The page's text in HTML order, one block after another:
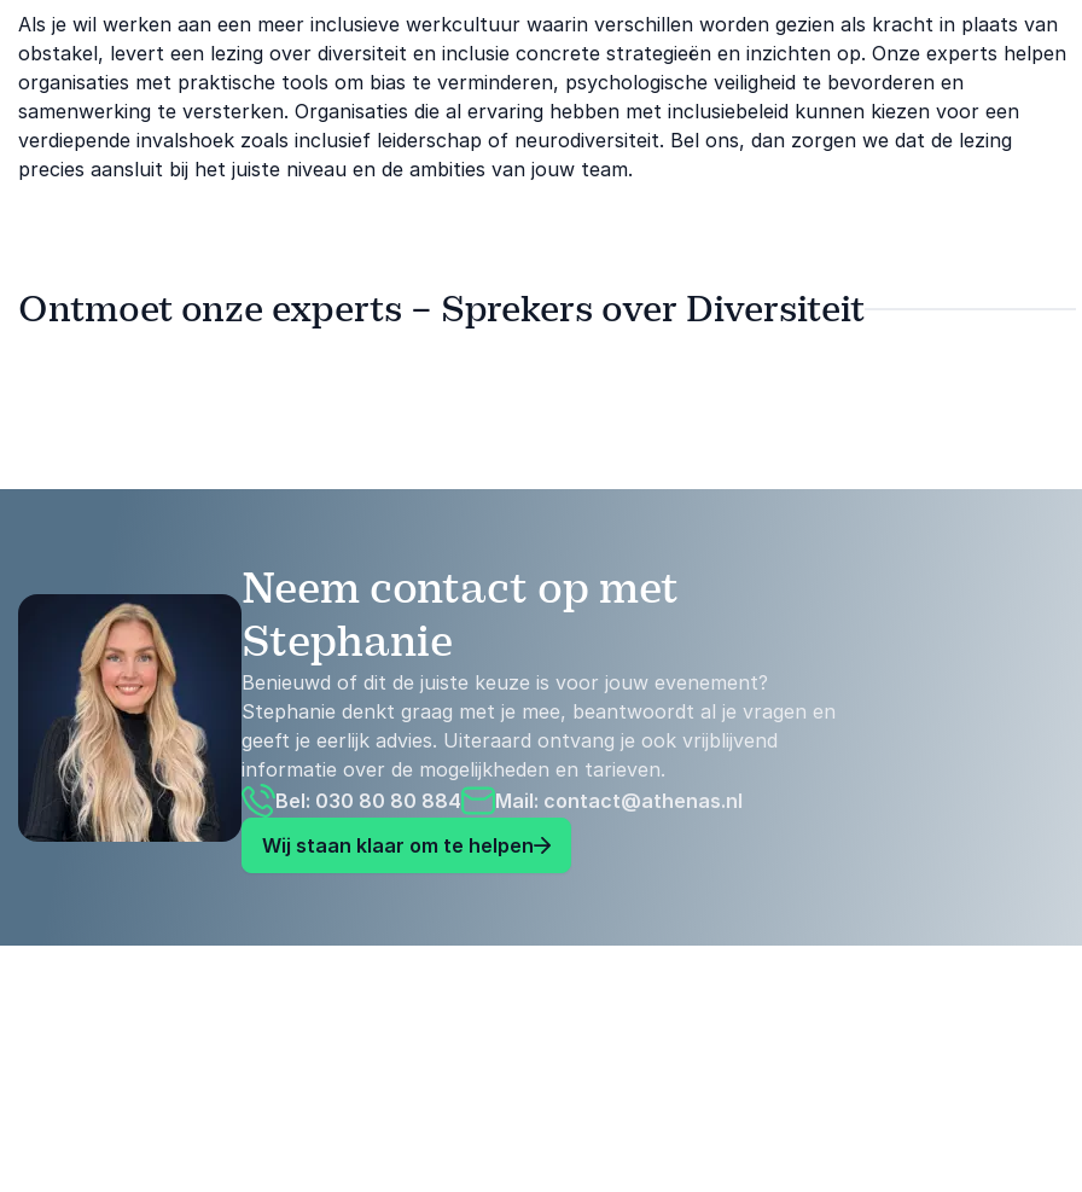
Als je wil werken aan een meer inclusieve werkcultuur waarin verschillen worden gezien als kracht in plaats van
obstakel, levert een lezing over diversiteit en inclusie concrete strategieën en inzichten op. Onze experts helpen
organisaties met praktische tools om bias te verminderen, psychologische veiligheid te bevorderen en
samenwerking te versterken. Organisaties die al ervaring hebben met inclusiebeleid kunnen kiezen voor een
verdiepende invalshoek zoals inclusief leiderschap of neurodiversiteit. Bel ons, dan zorgen we dat de lezing
precies aansluit bij het juiste niveau en de ambities van jouw team.
Ontmoet onze experts – Sprekers over Diversiteit
Neem contact op met
Stephanie
Benieuwd of dit de juiste keuze is voor jouw evenement?
Stephanie denkt graag met je mee, beantwoordt al je vragen en
geeft je eerlijk advies. Uiteraard ontvang je ook vrijblijvend
informatie over de mogelijkheden en tarieven.
Bel: 030 80 80 884
Mail: contact@athenas.nl
Wij staan klaar om te helpen